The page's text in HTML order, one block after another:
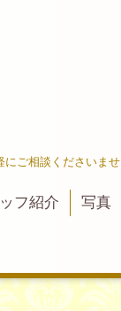
にご相談くださいませ
フ紹介 写真